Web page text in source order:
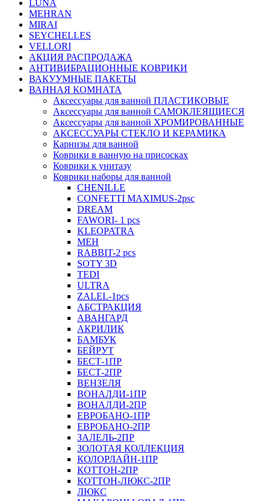
LUNA
MEHRAN
MIRAI
SEYCHELLES
VELLORI
АКЦИЯ РАСПРОДАЖА
АНТИВИБРАЦИОННЫЕ КОВРИКИ
ВАКУУМНЫЕ ПАКЕТЫ
ВАННАЯ КОМНАТА
Аксессуары для ванной ПЛАСТИКОВЫЕ
Аксессуары для ванной САМОКЛЕЯЩИЕСЯ
Аксессуары для ванной ХРОМИРОВАННЫЕ
АКСЕССУАРЫ СТЕКЛО И КЕРАМИКА
Карнизы для ванной
Коврики в ванную на присосках
Коврики к унитазу
Коврики наборы для ванной
CHENILLE
CONFETTI MAXIMUS-2psc
DREAM
FAWORI- 1 pcs
KLEOPATRA
MEH
RABBIT-2 pcs
SOTY 3D
TEDI
ULTRA
ZALEL-1pcs
АБСТРАКЦИЯ
АВАНГАРД
АКРИЛИК
БАМБУК
БЕЙРУТ
БЕСТ-1ПР
БЕСТ-2ПР
ВЕНЗЕЛЯ
ВОНАЛДИ-1ПР
ВОНАЛДИ-2ПР
ЕВРОБАНО-1ПР
ЕВРОБАНО-2ПР
ЗАЛЕЛЬ-2ПР
ЗОЛОТАЯ КОЛЛЕКЦИЯ
КОЛОРЛАЙН-1ПР
КОТТОН-2ПР
КОТТОН-ЛЮКС-2ПР
ЛЮКС